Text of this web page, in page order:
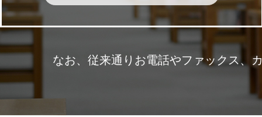
なお、従来通りお電話やファックス、